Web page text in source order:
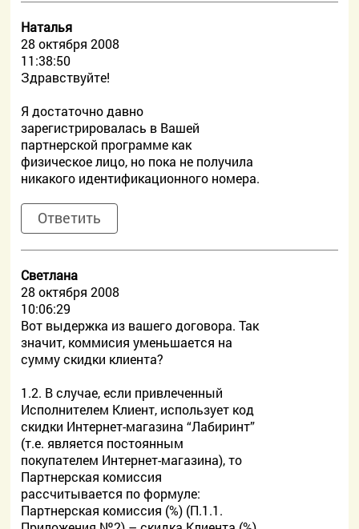
Наталья
28 октября 2008
11:38:50
Здравствуйте!
Я достаточно давно
зарегистрировалась в Вашей
партнерской программе как
физическое лицо, но пока не получила
никакого идентификационного номера.
Ответить
Светлана
28 октября 2008
10:06:29
Вот выдержка из вашего договора. Так
значит, коммисия уменьшается на
сумму скидки клиента?
1.2. В случае, если привлеченный
Исполнителем Клиент, использует код
скидки Интернет-магазина “Лабиринт”
(т.е. является постоянным
покупателем Интернет-магазина), то
Партнерская комиссия
рассчитывается по формуле:
Партнерская комиссия (%) (П.1.1.